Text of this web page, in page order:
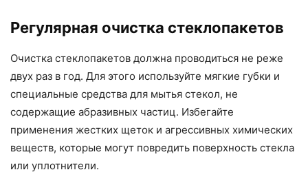
Регулярная очистка стеклопакетов
Очистка стеклопакетов должна проводиться не реже
двух раз в год. Для этого используйте мягкие губки и
специальные средства для мытья стекол, не
содержащие абразивных частиц. Избегайте
применения жестких щеток и агрессивных химических
веществ, которые могут повредить поверхность стекла
или уплотнители.